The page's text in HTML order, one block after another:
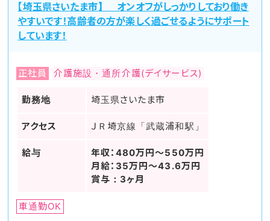
【埼玉県さいたま市】 オンオフがしっかりしており働き
やすいです！高齢者の方が楽しく過ごせるようにサポート
しています！
正社員 介護施設・通所介護(デイサービス)
勤務地 埼玉県さいたま市
アクセス ＪＲ埼京線「武蔵浦和駅」
給与
年収：480万円～550万円
月給：35万円～43.6万円
賞与：3ヶ月
車通勤OK